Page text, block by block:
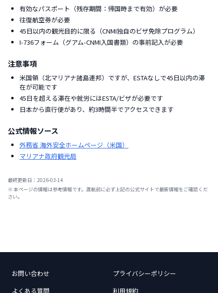
有効なパスポート（残存期間：帰国時まで有効）が必要
往復航空券が必要
45日以内の観光目的に限る（CNMI独自のビザ免除プログラム）
I-736フォーム（グアム-CNMI入国書類）の事前記入が必要
注意事項
米国領（北マリアナ諸島連邦）ですが、ESTAなしで45日以内の滞
在が可能です
45日を超える滞在や就労にはESTA/ビザが必要です
日本から直行便があり、約3時間半でアクセスできます
公式情報ソース
外務省 海外安全ホームページ（米国）
マリアナ政府観光局
最終更新日： 2026-03-14
※ 本ページの情報は参考情報です。渡航前に必ず上記の公式サイトで最新情報をご確認くだ
さい。
お問い合わせ
よくある質問
プライバシーポリシー
利用規約